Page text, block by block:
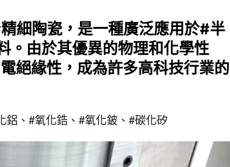
細陶瓷，是一種廣泛應用於#半
。由於其優異的物理和化學性
絕緣性，成為許多高科技行業的
、#氧化鋯、#氧化鈹、#碳化矽